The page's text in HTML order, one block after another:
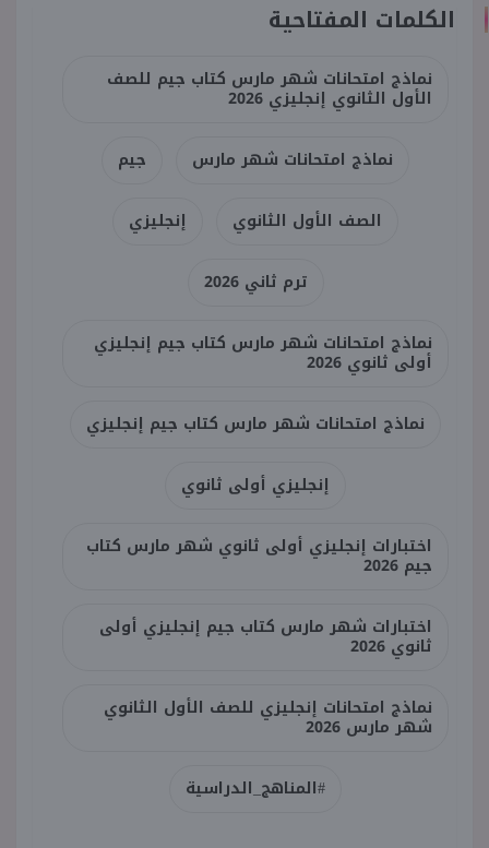
الكلمات المفتاحية
نماذج امتحانات شهر مارس كتاب جيم للصف
الأول الثانوي إنجليزي 2026
نماذج امتحانات شهر مارس جيم
الصف الأول الثانوي إنجليزي
ترم ثاني 2026
نماذج امتحانات شهر مارس كتاب جيم إنجليزي
أولى ثانوي 2026
نماذج امتحانات شهر مارس كتاب جيم إنجليزي
إنجليزي أولى ثانوي
اختبارات إنجليزي أولى ثانوي شهر مارس كتاب
جيم 2026
اختبارات شهر مارس كتاب جيم إنجليزي أولى
ثانوي 2026
نماذج امتحانات إنجليزي للصف الأول الثانوي
شهر مارس 2026
#المناهج_الدراسية